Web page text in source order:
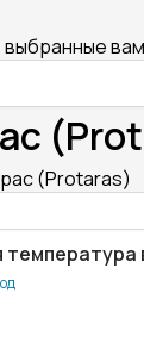
(Protaras)
температура